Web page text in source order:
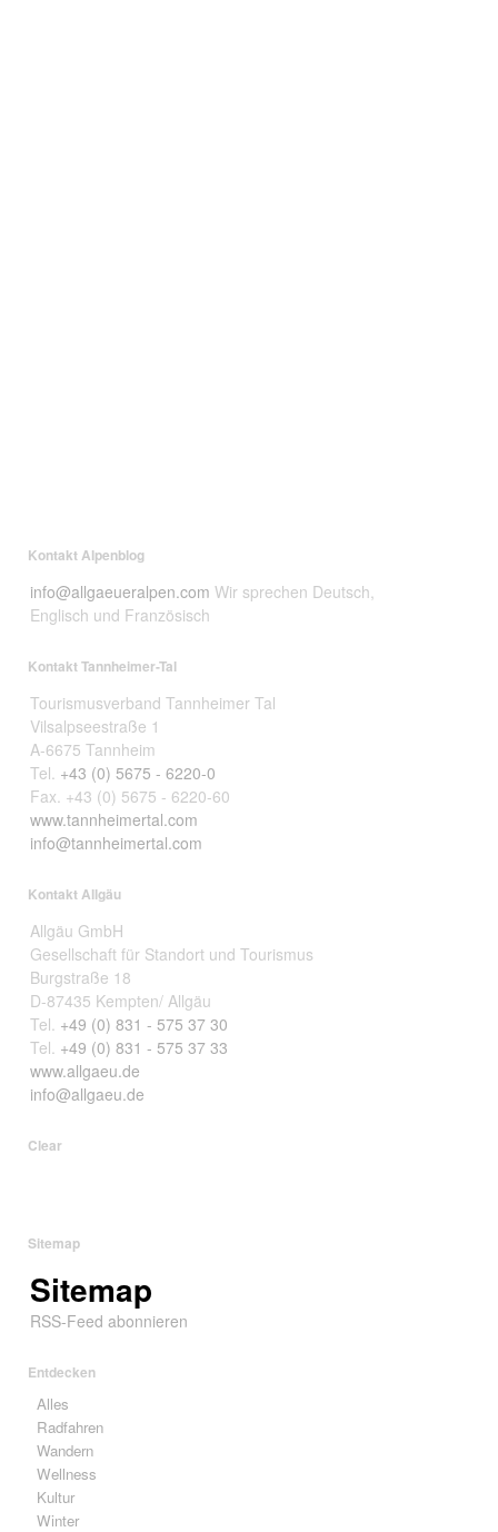
Kontakt Alpenblog
info@allgaeueralpen.com Wir sprechen Deutsch,
Englisch und Französisch
Kontakt Tannheimer-Tal
Tourismusverband Tannheimer Tal
Vilsalpseestraße 1
A-6675 Tannheim
Tel. +43 (0) 5675 - 6220-0
Fax. +43 (0) 5675 - 6220-60
www.tannheimertal.com
info@tannheimertal.com
Kontakt Allgäu
Allgäu GmbH
Gesellschaft für Standort und Tourismus
Burgstraße 18
D-87435 Kempten/ Allgäu
Tel. +49 (0) 831 - 575 37 30
Tel. +49 (0) 831 - 575 37 33
www.allgaeu.de
info@allgaeu.de
Clear
Sitemap
Sitemap
RSS-Feed abonnieren
Entdecken
Alles
Radfahren
Wandern
Wellness
Kultur
Winter